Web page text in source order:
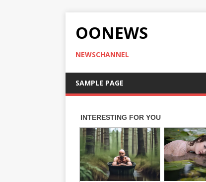
OONEWS
NEWSCHANNEL
SAMPLE PAGE